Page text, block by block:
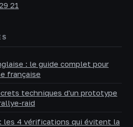
21
: le guide complet pour
française
techniques d'un prototype
raid
les 4 vérifications qui évitent la